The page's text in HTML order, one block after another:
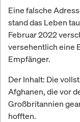
Eine falsche
stand das Leben
Februar 2022
versehentlich eine
Empfänger.
Der Inhalt: Die
Afghanen, die vor
Großbritannien
hofften.